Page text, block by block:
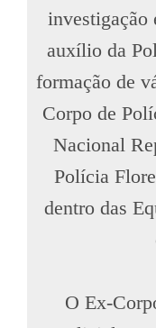
investigação
auxílio da
formação de
Corpo de
Nacional
Polícia
dentro das
O Ex-